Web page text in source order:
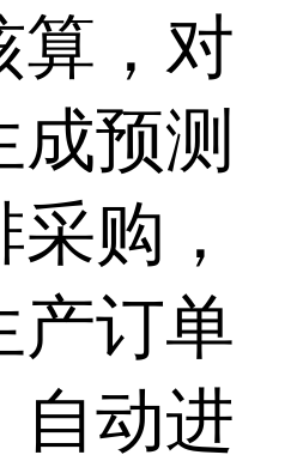
算，对
成预测
购，
产订单
自动进